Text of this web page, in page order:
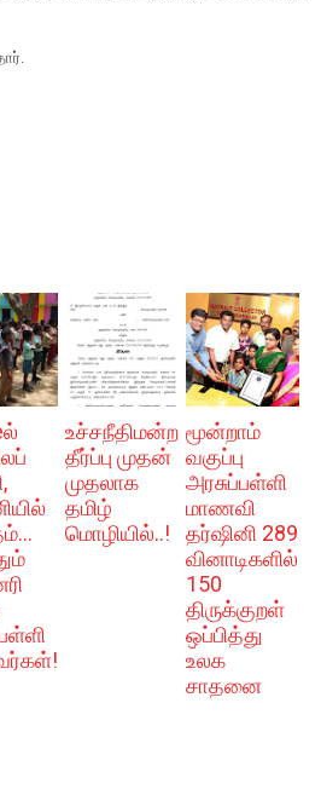
உச்சநீதிமன்ற
தீர்ப்பு முதன்
முதலாக
தமிழ்
மொழியில்..!
மூன்றாம்
வகுப்பு
அரசுப்பள்ளி
மாணவி
தர்ஷினி 289
வினாடிகளில்
150
திருக்குறள்
ஒப்பித்து
உலக
சாதனை